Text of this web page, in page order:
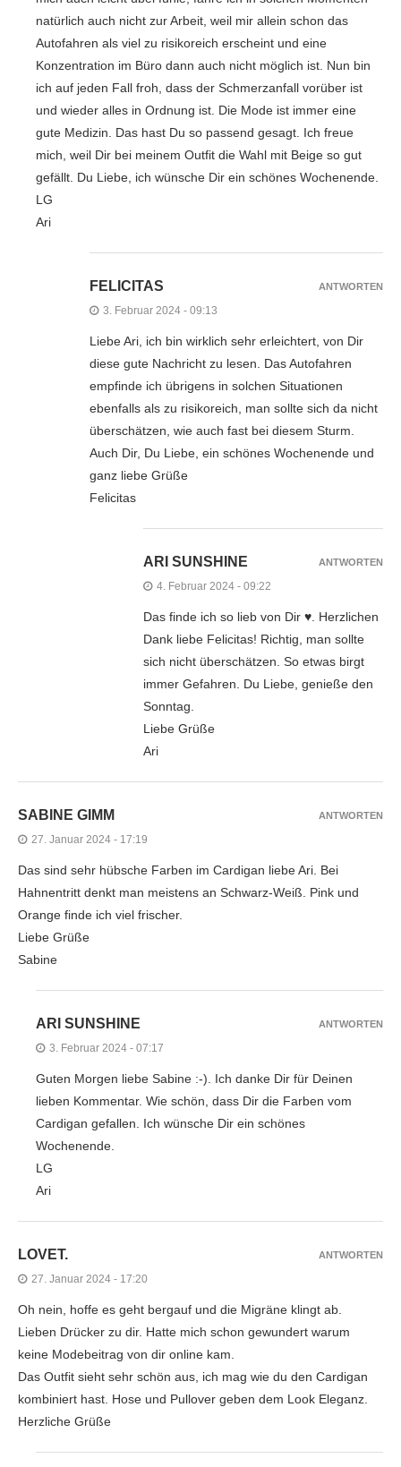
natürlich auch nicht zur Arbeit, weil mir allein schon das
Autofahren als viel zu risikoreich erscheint und eine
Konzentration im Büro dann auch nicht möglich ist. Nun bin
ich auf jeden Fall froh, dass der Schmerzanfall vorüber ist
und wieder alles in Ordnung ist. Die Mode ist immer eine
gute Medizin. Das hast Du so passend gesagt. Ich freue
mich, weil Dir bei meinem Outfit die Wahl mit Beige so gut
gefällt. Du Liebe, ich wünsche Dir ein schönes Wochenende.
LG
Ari
FELICITAS
3. Februar 2024 - 09:13
Liebe Ari, ich bin wirklich sehr erleichtert, von Dir
diese gute Nachricht zu lesen. Das Autofahren
empfinde ich übrigens in solchen Situationen
ebenfalls als zu risikoreich, man sollte sich da nicht
überschätzen, wie auch fast bei diesem Sturm.
Auch Dir, Du Liebe, ein schönes Wochenende und
ganz liebe Grüße
Felicitas
ANTWORTEN
ARI SUNSHINE
4. Februar 2024 - 09:22
Das finde ich so lieb von Dir ♥. Herzlichen
Dank liebe Felicitas! Richtig, man sollte
sich nicht überschätzen. So etwas birgt
immer Gefahren. Du Liebe, genieße den
Sonntag.
Liebe Grüße
Ari
ANTWORTEN
SABINE GIMM
27. Januar 2024 - 17:19
Das sind sehr hübsche Farben im Cardigan liebe Ari. Bei
Hahnentritt denkt man meistens an Schwarz-Weiß. Pink und
Orange finde ich viel frischer.
Liebe Grüße
Sabine
ANTWORTEN
ARI SUNSHINE
3. Februar 2024 - 07:17
Guten Morgen liebe Sabine :-). Ich danke Dir für Deinen
lieben Kommentar. Wie schön, dass Dir die Farben vom
Cardigan gefallen. Ich wünsche Dir ein schönes
Wochenende.
LG
Ari
ANTWORTEN
LOVET.
27. Januar 2024 - 17:20
Oh nein, hoffe es geht bergauf und die Migräne klingt ab.
Lieben Drücker zu dir. Hatte mich schon gewundert warum
keine Modebeitrag von dir online kam.
Das Outfit sieht sehr schön aus, ich mag wie du den Cardigan
kombiniert hast. Hose und Pullover geben dem Look Eleganz.
Herzliche Grüße
ANTWORTEN